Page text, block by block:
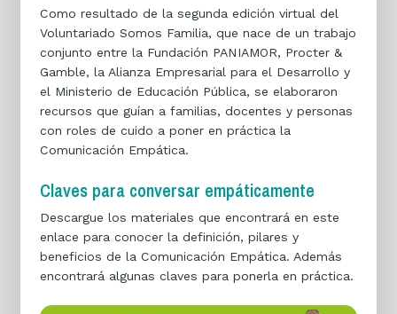
Como resultado de la segunda edición virtual del
Voluntariado Somos Familia, que nace de un trabajo
conjunto entre la Fundación PANIAMOR, Procter &
Gamble, la Alianza Empresarial para el Desarrollo y
el Ministerio de Educación Pública, se elaboraron
recursos que guían a familias, docentes y personas
con roles de cuido a poner en práctica la
Comunicación Empática.
Claves para conversar empáticamente
Descargue los materiales que encontrará en este
enlace para conocer la definición, pilares y
beneficios de la Comunicación Empática. Además
encontrará algunas claves para ponerla en práctica.